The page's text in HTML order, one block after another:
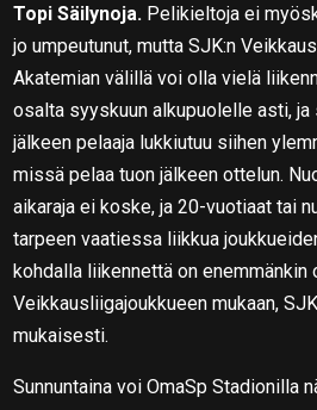
Topi Säilynoja. Pelikieltoja ei
jo umpeutunut, mutta SJK:n
Akatemian välillä voi olla vielä
osalta syyskuun alkupuolelle asti, ja
jälkeen pelaaja lukkiutuu siihen
missä pelaa tuon jälkeen ottelun.
aikaraja ei koske, ja 20-vuotiaat tai
tarpeen vaatiessa liikkua
kohdalla liikennettä on enemmänkin
Veikkausliigajoukkueen mukaan,
mukaisesti.
Sunnuntaina voi OmaSp Stadionilla